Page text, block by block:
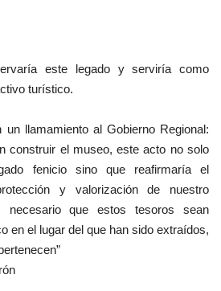
este legado y serviría como
turístico.
llamamiento al Gobierno Regional:
construir el museo, este acto no solo
fenicio sino que reafirmaría el
y valorización de nuestro
necesario que estos tesoros sean
en el lugar del que han sido extraídos,